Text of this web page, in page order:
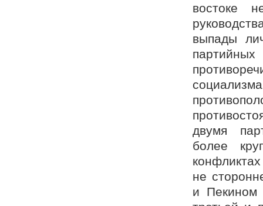
востоке
выпады
двумя
более
не
и Пекином